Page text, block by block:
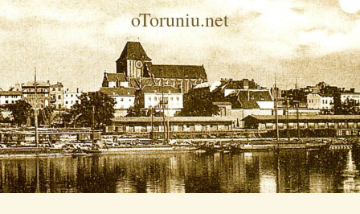
oToruniu.net